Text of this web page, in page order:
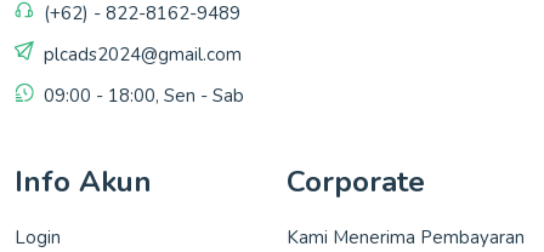
(+62) - 822-8162-9489
plcads2024@gmail.com
09:00 - 18:00, Sen - Sab
Info Akun
Login
Corporate
Kami Menerima Pembayaran